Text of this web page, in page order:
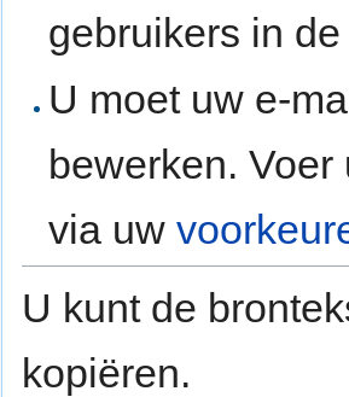
gebruikers in
U moet uw e-
bewerken.
via uw
U kunt de
kopiëren.